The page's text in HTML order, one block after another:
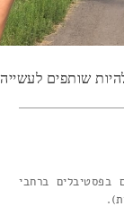
שותפים
ברחבי